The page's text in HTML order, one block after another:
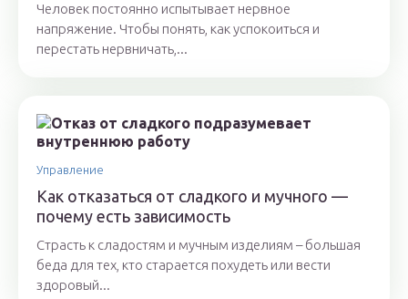
Человек постоянно испытывает нервное
напряжение. Чтобы понять, как успокоиться и
перестать нервничать,...
Управление
Как отказаться от сладкого и мучного —
почему есть зависимость
Страсть к сладостям и мучным изделиям – большая
беда для тех, кто старается похудеть или вести
здоровый...